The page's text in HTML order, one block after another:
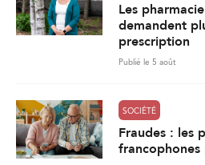
Les
demandent
prescription
Publié le 5 août
SOCIÉTÉ
Fraudes : les
francophones